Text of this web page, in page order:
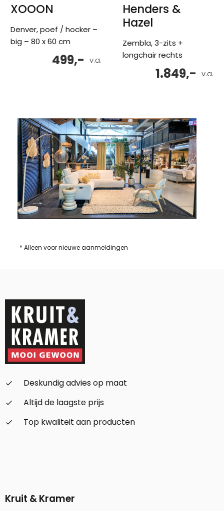
XOOON
Denver, poef / hocker –
big – 80 x 60 cm
v.a.
499,-
Henders &
Hazel
Zembla, 3-zits +
longchair rechts
v.a.
1.849,-
* Alleen voor nieuwe aanmeldingen
check_small
Deskundig advies op maat
check_small
Altijd de laagste prijs
check_small
Top kwaliteit aan producten
Kruit & Kramer